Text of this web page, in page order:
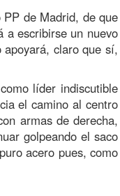
de Madrid, de que
a escribirse un nuevo
claro que sí,
líder indiscutible
el camino al centro
armas de derecha,
golpeando el saco
acero pues, como